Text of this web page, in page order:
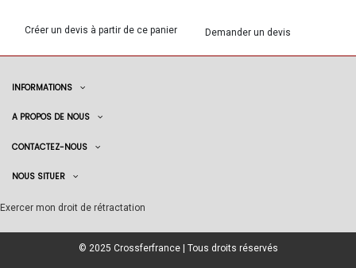
Créer un devis à partir de ce panier Demander un devis
INFORMATIONS
A PROPOS DE NOUS
CONTACTEZ-NOUS
NOUS SITUER
Exercer mon droit de rétractation
© 2025 Crossferfrance | Tous droits réservés